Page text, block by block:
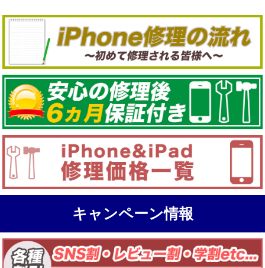
キャンペーン情報